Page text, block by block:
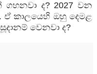
ගහනවා ද? 2027වන
ඒ කාලයෙහි ඔහු දෙමළ
සූදානම් වෙනවා ද?